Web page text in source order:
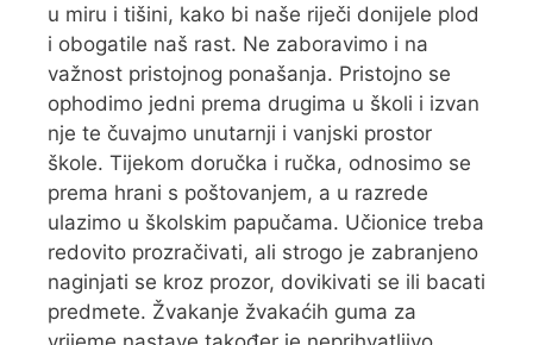
u miru i tišini, kako bi naše riječi donijele plod
i obogatile naš rast. Ne zaboravimo i na
važnost pristojnog ponašanja. Pristojno se
ophodimo jedni prema drugima u školi i izvan
nje te čuvajmo unutarnji i vanjski prostor
škole. Tijekom doručka i ručka, odnosimo se
prema hrani s poštovanjem, a u razrede
ulazimo u školskim papučama. Učionice treba
redovito prozračivati, ali strogo je zabranjeno
naginjati se kroz prozor, dovikivati se ili bacati
predmete. Žvakanje žvakaćih guma za